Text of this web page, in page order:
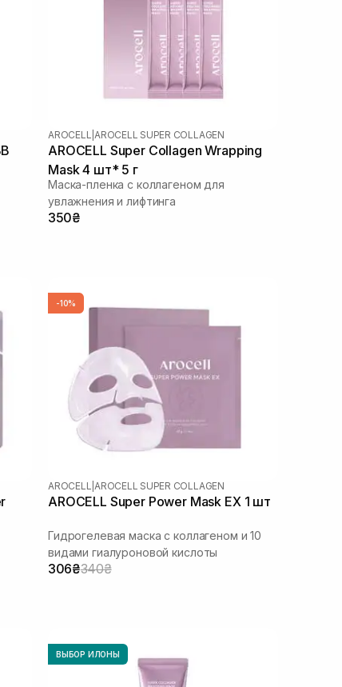
AROCELL AROCELL SUPER COLLAGEN
AROCELL Super Collagen Wrapping
Mask 4 шт* 5 г
Маска-пленка с коллагеном для
увлажнения и лифтинга
350₴
-10%
AROCELL AROCELL SUPER COLLAGEN
AROCELL Super Power Mask EX 1 шт
Гидрогелевая маска с коллагеном и 10
видами гиалуроновой кислоты
306₴340₴
ВЫБОР ИЛОНЫ